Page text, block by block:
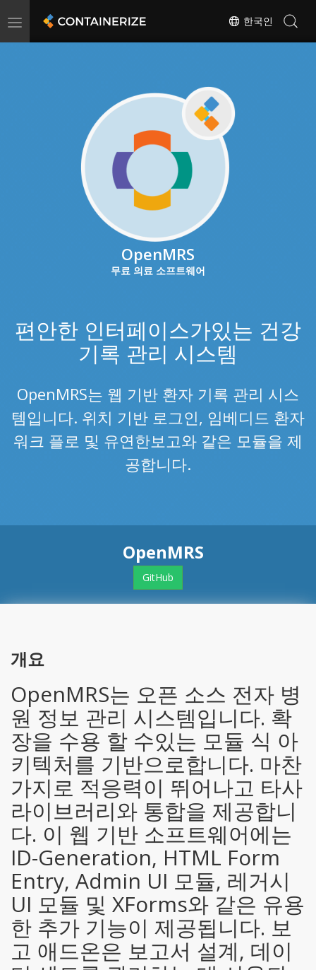
Toggle
한국인
OpenMRS
무료 의료 소프트웨어
편안한 인터페이스가있는 건강
기록 관리 시스템
OpenMRS는 웹 기반 환자 기록 관리 시스
템입니다. 위치 기반 로그인, 임베디드 환자
워크 플로 및 유연한보고와 같은 모듈을 제
공합니다.
OpenMRS
GitHub
개요
OpenMRS는 오픈 소스 전자 병
원 정보 관리 시스템입니다. 확
장을 수용 할 수있는 모듈 식 아
키텍처를 기반으로합니다. 마찬
가지로 적응력이 뛰어나고 타사
라이브러리와 통합을 제공합니
다. 이 웹 기반 소프트웨어에는
ID-Generation, HTML Form
Entry, Admin UI 모듈, 레거시
UI 모듈 및 XForms와 같은 유용
한 추가 기능이 제공됩니다. 보
고 애드온은 보고서 설계, 데이